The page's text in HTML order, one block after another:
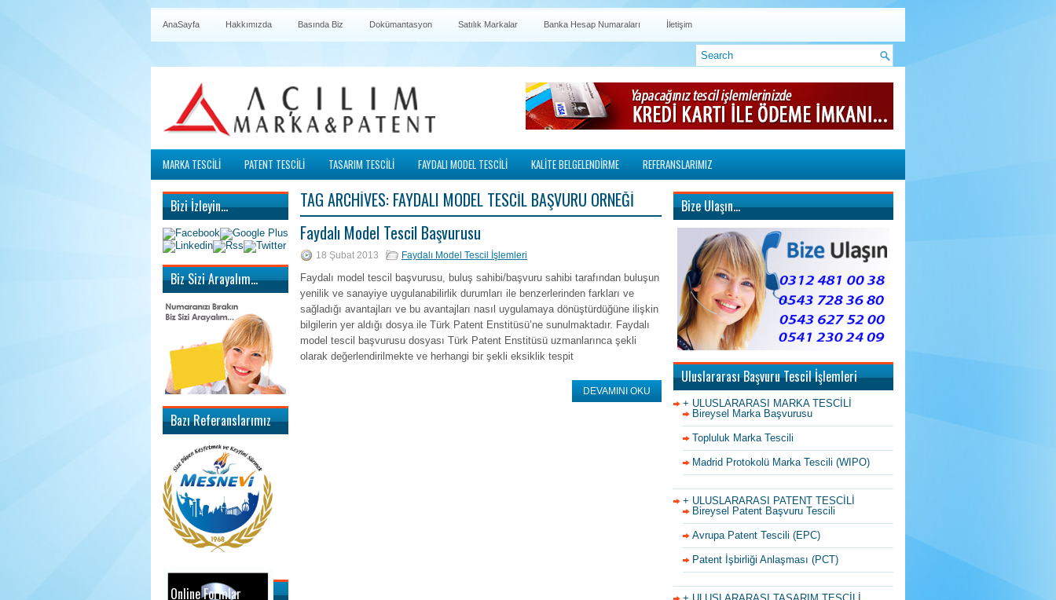
AnaSayfa Hakkımızda Basında Biz Dokümantasyon Satılık Markalar Banka Hesap Numaraları İletişim
MARKA TESCİLİ PATENT TESCİLİ TASARIM TESCİLİ FAYDALI MODEL TESCİLİ KALİTE BELGELENDİRME REFERANSLARIMIZ
TAG ARCHIVES: FAYDALI MODEL TESCIL BAŞVURU ÖRNEĞI
Faydalı Model Tescil Başvurusu
18 Şubat 2013 Faydalı Model Tescil İşlemleri
Faydalı model tescil başvurusu, buluş sahibi/başvuru sahibi tarafından buluşun
yenilik ve sanayiye uygulanabilirlik durumları ile benzerlerinden farkları ve
sağladığı avantajları ve bu avantajları nasıl uygulamaya dönüştürdüğüne ilişkin
bilgilerin yer aldığı dosya ile Türk Patent Enstitüsü’ne sunulmaktadır. Faydalı
model tescil başvurusu dosyası Türk Patent Enstitüsü uzmanlarınca şekli
olarak değerlendirilmekte ve herhangi bir şekli eksiklik tespit
DEVAMINI OKU
Bizi İzleyin…
Biz Sizi Arayalım…
Bazı Referanslarımız
Online Formlar
Bize Ulaşın…
Uluslararası Başvuru Tescil İşlemleri
+ ULUSLARARASI MARKA TESCİLİ
Bireysel Marka Başvurusu
Topluluk Marka Tescili
Madrid Protokolü Marka Tescili (WIPO)
+ ULUSLARARASI PATENT TESCİLİ
Bireysel Patent Başvuru Tescili
Avrupa Patent Tescili (EPC)
Patent İşbirliği Anlaşması (PCT)